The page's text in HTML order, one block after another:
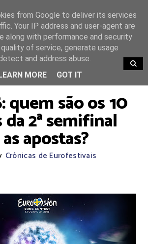
quem são os 10
2ª semifinal
apostas?
Crónicas de Eurofestivais
from Google to deliver its services
Your IP address and user-agent are
along with performance and security
of service, generate usage
and address abuse.
MORE
GOT IT